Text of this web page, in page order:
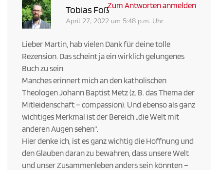
Tobias Foß
April 27, 2022 um 5:48 p.m. Uhr
Zum Antworten anmelden
Lieber Martin, hab vielen Dank für deine tolle
Rezension. Das scheint ja ein wirklich gelungenes
Buch zu sein.
Manches erinnert mich an den katholischen
Theologen Johann Baptist Metz (z. B. das Thema der
Mitleidenschaft – compassion). Und ebenso als ganz
wichtiges Merkmal ist der Bereich „die Welt mit
anderen Augen sehen“.
Hier denke ich, ist es ganz wichtig die Hoffnung und
den Glauben daran zu bewahren, dass unsere Welt
und unser Zusammenleben anders sein könnten –